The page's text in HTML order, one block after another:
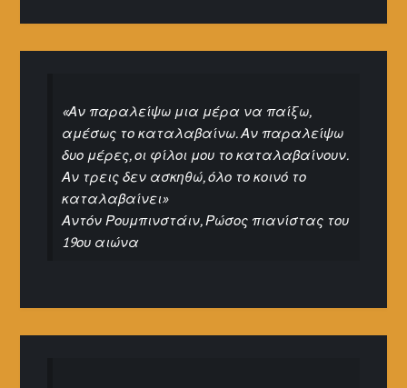
«Αν παραλείψω μια μέρα να παίξω,
αμέσως το καταλαβαίνω. Αν παραλείψω
δυο μέρες, οι φίλοι μου το καταλαβαίνουν.
Αν τρεις δεν ασκηθώ, όλο το κοινό το
καταλαβαίνει»
Αντόν Ρουμπινστάιν, Ρώσος πιανίστας του
19ου αιώνα